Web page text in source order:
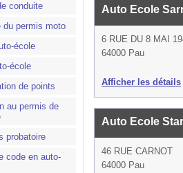
conduite
du permis moto
école
école
de points
au permis de
probatoire
code en auto-
Auto Ecole
6 RUE DU 8 MAI
64000 Pau
Afficher les détails
Auto Ecole
46 RUE CARNOT
64000 Pau